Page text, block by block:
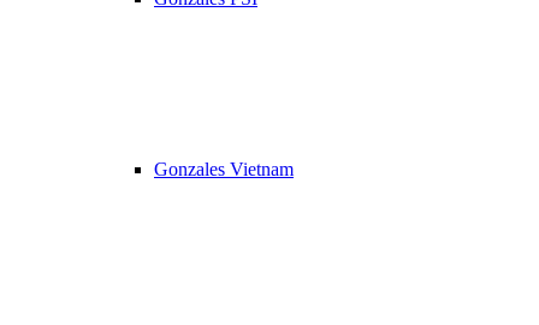
Gonzales Vietnam